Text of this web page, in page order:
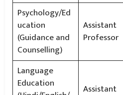
Psychology/Ed
ucation
(Guidance and
Counselling)
Assistant
Professor
Language
Education
Assistant